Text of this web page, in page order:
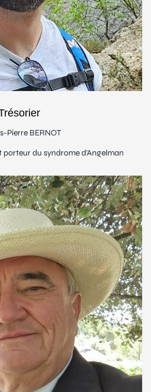
Pierre BERNOT
porteur du syndrome d'Angelman